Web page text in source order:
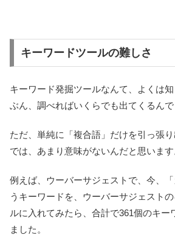
キーワードツールの難しさ
キーワード発掘ツールなんて、よくは
ぶん、調べればいくらでも出てくるんで
ただ、単純に「複合語」だけを引っ張
では、あまり意味がないんだと思います
例えば、ウーバーサジェストで、今、
うキーワードを、ウーバーサジェスト
ルに入れてみたら、合計で361個のキー
ました。